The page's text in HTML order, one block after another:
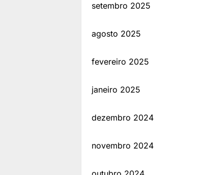
setembro 2025
agosto 2025
fevereiro 2025
janeiro 2025
dezembro 2024
novembro 2024